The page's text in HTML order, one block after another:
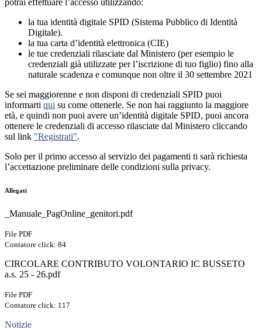
potrai effettuare l’accesso utilizzando:
la tua identità digitale SPID (Sistema Pubblico di Identità
Digitale).
la tua carta d’identità elettronica (CIE)
le tue credenziali rilasciate dal Ministero (per esempio le
credenziali già utilizzate per l’iscrizione di tuo figlio) fino alla
naturale scadenza e comunque non oltre il 30 settembre 2021
Se sei maggiorenne e non disponi di credenziali SPID puoi
informarti qui su come ottenerle. Se non hai raggiunto la maggiore
età, e quindi non puoi avere un’identità digitale SPID, puoi ancora
ottenere le credenziali di accesso rilasciate dal Ministero cliccando
sul link "Registrati".
Solo per il primo accesso al servizio dei pagamenti ti sarà richiesta
l’accettazione preliminare delle condizioni sulla privacy.
Allegati
_Manuale_PagOnline_genitori.pdf
File PDF
Contatore click: 84
CIRCOLARE CONTRIBUTO VOLONTARIO IC BUSSETO
a.s. 25 - 26.pdf
File PDF
Contatore click: 117
Notizie